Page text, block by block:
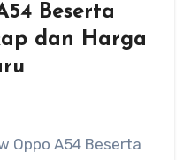
Beserta
dan Harga
Oppo A54 Beserta